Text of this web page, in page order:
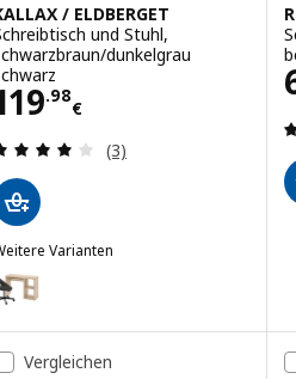
/ ELDBERGET
und Stuhl,
dunkelgrau
.98
€
119.98€
Bewertungen: 4 von
(3)
Varianten
/ ELDBERGET
KALLAX / ELDBERGET,
KALLAX / ELDBERGET,
Vergleichen